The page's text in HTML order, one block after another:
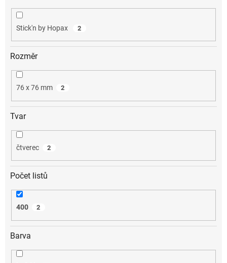
Stick'n by Hopax 2
Rozměr
76 x 76 mm 2
Tvar
čtverec 2
Počet listů
400 2
Barva